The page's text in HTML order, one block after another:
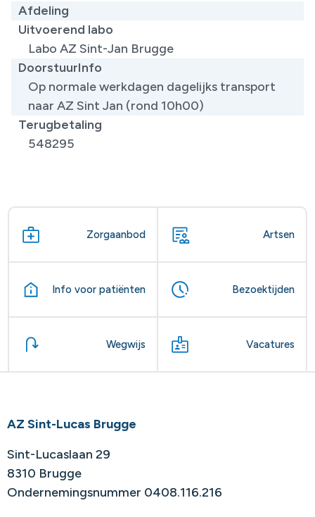
Afdeling
Uitvoerend labo
Labo AZ Sint-Jan Brugge
DoorstuurInfo
Op normale werkdagen dagelijks transport
naar AZ Sint Jan (rond 10h00)
Terugbetaling
548295
Zorgaanbod Artsen
Info voor patiënten Bezoektijden
Wegwijs Vacatures
AZ Sint-Lucas Brugge
Sint-Lucaslaan 29
8310 Brugge
Ondernemingsnummer 0408.116.216